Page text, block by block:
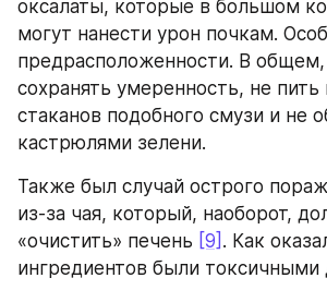
оксалаты, которые в большом
могут нанести урон почкам.
предрасположенности. В
сохранять умеренность, не пить
стаканов подобного смузи и не
кастрюлями зелени.
Также был случай острого
из-за чая, который, наоборот,
«очистить» печень [9] . Как
ингредиентов были токсичными